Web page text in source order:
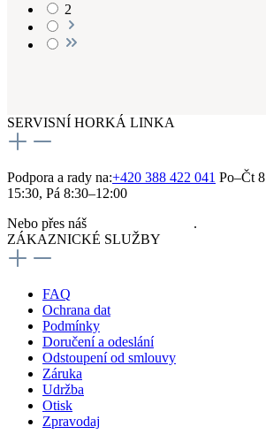
2
SERVISNÍ HORKÁ LINKA
Podpora a rady na:+420 388 422 041 Po–Čt
15:30, Pá 8:30–12:00
Nebo přes náš
.
ZÁKAZNICKÉ SLUŽBY
FAQ
Ochrana dat
Podmínky
Doručení a odeslání
Odstoupení od smlouvy
Záruka
Udržba
Otisk
Zpravodaj